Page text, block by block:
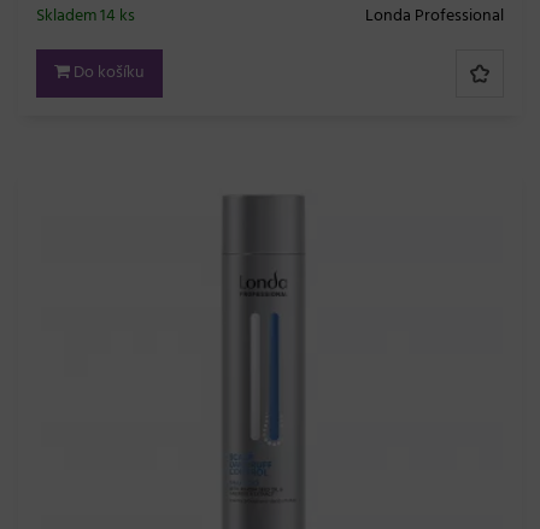
Londa Professional
Skladem 14 ks
Do košíku